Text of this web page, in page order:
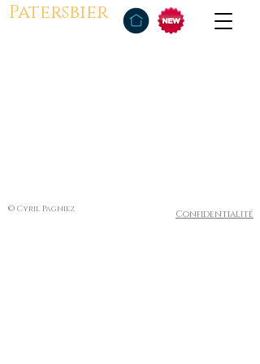
Patersbier
© Cyril Pagniez Confidentialité